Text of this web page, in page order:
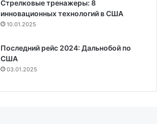
Стрелковые тренажеры: 8
инновационных технологий в США
10.01.2025
Последний рейс 2024: Дальнобой по
США
03.01.2025